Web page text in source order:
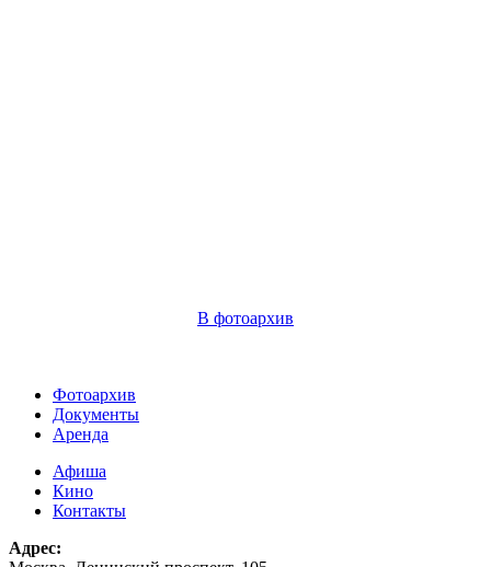
В фотоархив
Фотоархив
Документы
Аренда
Афиша
Кино
Контакты
Адрес: